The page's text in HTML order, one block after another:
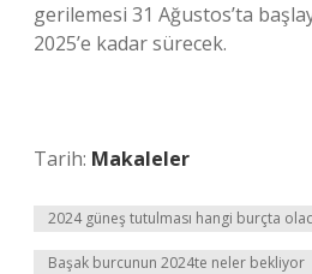
gerilemesi 31 Ağustos’ta
2025’e kadar sürecek.
Tarih: Makaleler
2024 güneş tutulması hangi burçta
Başak burcunun 2024te neler bekliyor